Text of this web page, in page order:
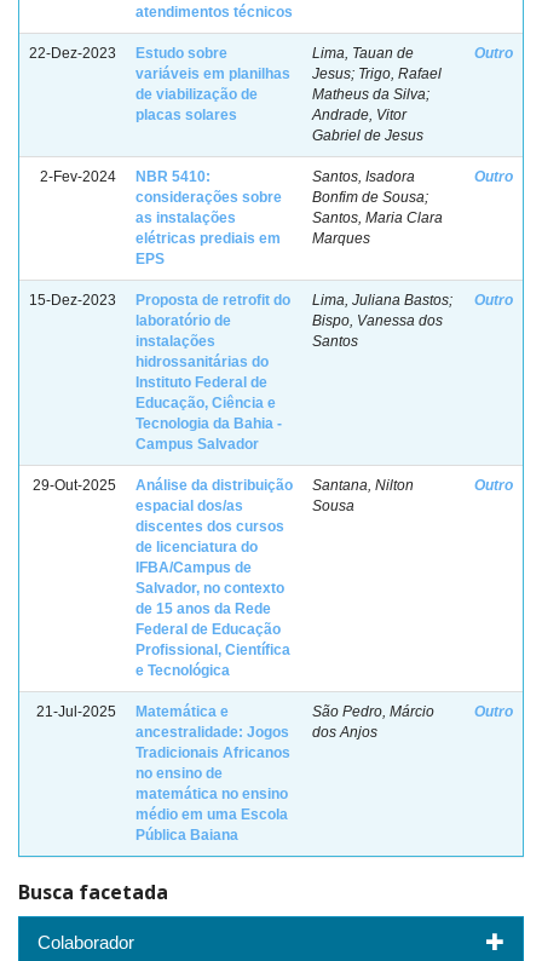
atendimentos técnicos
22-Dez-2023
Estudo sobre
variáveis em planilhas
de viabilização de
placas solares
Lima, Tauan de
Jesus; Trigo, Rafael
Matheus da Silva;
Andrade, Vitor
Gabriel de Jesus
Outro
2-Fev-2024
NBR 5410:
considerações sobre
as instalações
elétricas prediais em
EPS
Santos, Isadora
Bonfim de Sousa;
Santos, Maria Clara
Marques
Outro
15-Dez-2023
Proposta de retrofit do
laboratório de
instalações
hidrossanitárias do
Instituto Federal de
Educação, Ciência e
Tecnologia da Bahia -
Campus Salvador
Lima, Juliana Bastos;
Bispo, Vanessa dos
Santos
Outro
29-Out-2025
Análise da distribuição
espacial dos/as
discentes dos cursos
de licenciatura do
IFBA/Campus de
Salvador, no contexto
de 15 anos da Rede
Federal de Educação
Profissional, Científica
e Tecnológica
Santana, Nilton
Sousa
Outro
21-Jul-2025
Matemática e
ancestralidade: Jogos
Tradicionais Africanos
no ensino de
matemática no ensino
médio em uma Escola
Pública Baiana
São Pedro, Márcio
dos Anjos
Outro
Busca facetada
Colaborador